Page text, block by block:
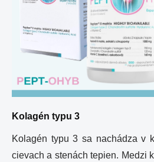
Kolagén typu 3
Kolagén typu 3 sa nachádza v
cievach a stenách tepien. Medzi